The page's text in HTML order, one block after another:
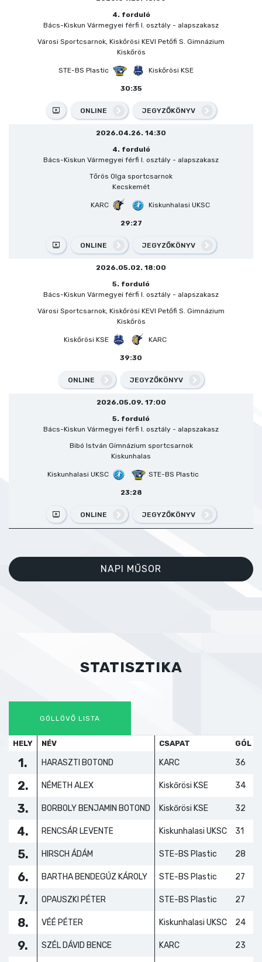
4. forduló
Bács-Kiskun Vármegyei férfi I. osztály - alapszakasz
Városi Sportcsarnok, Kiskőrösi KEVI Petőfi S. Gimnázium
Kiskőrös
STE-BS Plastic Kiskőrösi KSE
30:35
ONLINE JEGYZŐKÖNYV
2026.04.26. 14:30
4. forduló
Bács-Kiskun Vármegyei férfi I. osztály - alapszakasz
Tőrös Olga sportcsarnok
Kecskemét
KARC Kiskunhalasi UKSC
29:27
ONLINE JEGYZŐKÖNYV
2026.05.02. 18:00
5. forduló
Bács-Kiskun Vármegyei férfi I. osztály - alapszakasz
Városi Sportcsarnok, Kiskőrösi KEVI Petőfi S. Gimnázium
Kiskőrös
Kiskőrösi KSE KARC
39:30
ONLINE JEGYZŐKÖNYV
2026.05.09. 17:00
5. forduló
Bács-Kiskun Vármegyei férfi I. osztály - alapszakasz
Bibó István Gimnázium sportcsarnok
Kiskunhalas
Kiskunhalasi UKSC STE-BS Plastic
23:28
ONLINE JEGYZŐKÖNYV
NAPI MŰSOR
STATISZTIKA
GÓLLÖVŐ LISTA
HELY NÉV CSAPAT GÓL
1. HARASZTI BOTOND KARC 36
2. NÉMETH ALEX Kiskőrösi KSE 34
3. BORBOLY BENJAMIN BOTOND Kiskőrösi KSE 32
4. RENCSÁR LEVENTE Kiskunhalasi UKSC 31
5. HIRSCH ÁDÁM STE-BS Plastic 28
6. BARTHA BENDEGÚZ KÁROLY STE-BS Plastic 27
7. OPAUSZKI PÉTER STE-BS Plastic 27
8. VÉÉ PÉTER Kiskunhalasi UKSC 24
9. SZÉL DÁVID BENCE KARC 23